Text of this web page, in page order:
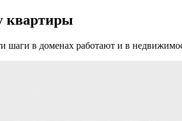
квартиры
шаги в доменах работают и в